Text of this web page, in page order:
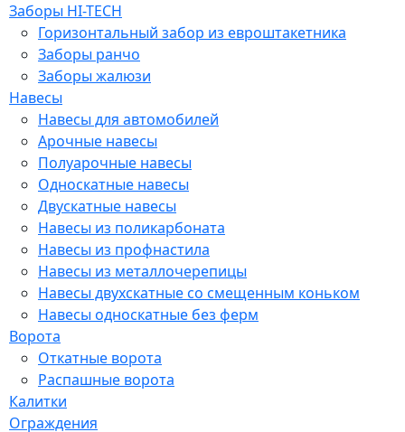
Заборы HI-TECH
Горизонтальный забор из евроштакетника
Заборы ранчо
Заборы жалюзи
Навесы
Навесы для автомобилей
Арочные навесы
Полуарочные навесы
Односкатные навесы
Двускатные навесы
Навесы из поликарбоната
Навесы из профнастила
Навесы из металлочерепицы
Навесы двухскатные со смещенным коньком
Навесы односкатные без ферм
Ворота
Откатные ворота
Распашные ворота
Калитки
Ограждения